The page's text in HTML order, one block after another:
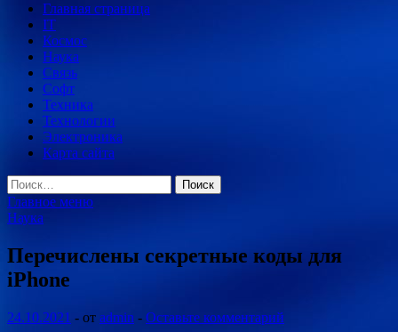
Главная страница
IT
Космос
Наука
Связь
Софт
Техника
Технологии
Электроника
Карта сайта
Найти:
Главное меню
Наука
Перечислены секретные коды для
iPhone
24.10.2021 - от admin - Оставьте комментарий